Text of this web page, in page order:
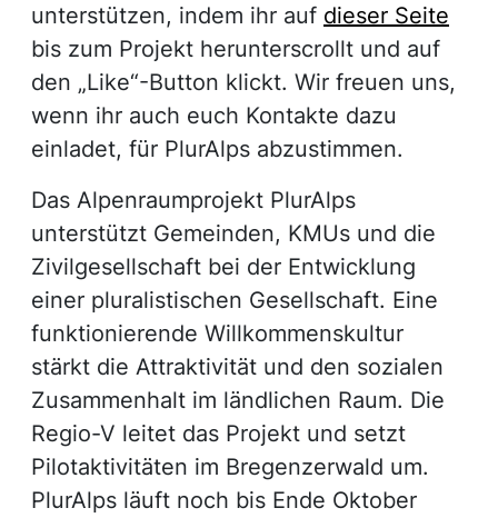
unterstützen, indem ihr auf dieser Seite
bis zum Projekt herunterscrollt und auf
den „Like“-Button klickt. Wir freuen uns,
wenn ihr auch euch Kontakte dazu
einladet, für PlurAlps abzustimmen.
Das Alpenraumprojekt PlurAlps
unterstützt Gemeinden, KMUs und die
Zivilgesellschaft bei der Entwicklung
einer pluralistischen Gesellschaft. Eine
funktionierende Willkommenskultur
stärkt die Attraktivität und den sozialen
Zusammenhalt im ländlichen Raum. Die
Regio-V leitet das Projekt und setzt
Pilotaktivitäten im Bregenzerwald um.
PlurAlps läuft noch bis Ende Oktober